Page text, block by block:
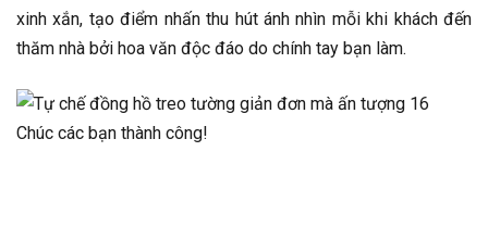
xinh xắn, tạo điểm nhấn thu hút ánh nhìn mỗi khi khách đến
thăm nhà bởi hoa văn độc đáo do chính tay bạn làm.
Chúc các bạn thành công!